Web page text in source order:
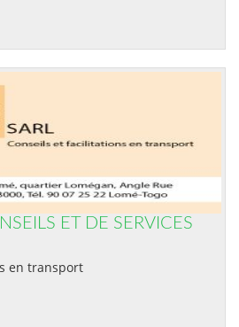
ET DE SERVICES
en transport